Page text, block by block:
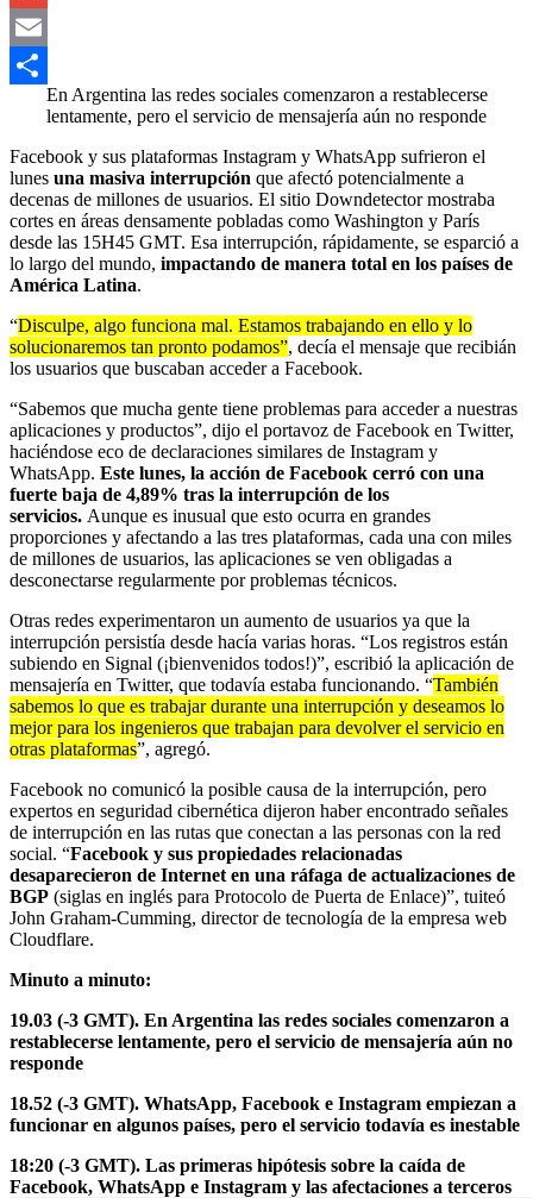
Gmail
Email
Compartir
En Argentina las redes sociales comenzaron a restablecerse
lentamente, pero el servicio de mensajería aún no responde
Facebook y sus plataformas Instagram y WhatsApp sufrieron el
lunes una masiva interrupción que afectó potencialmente a
decenas de millones de usuarios. El sitio Downdetector mostraba
cortes en áreas densamente pobladas como Washington y París
desde las 15H45 GMT. Esa interrupción, rápidamente, se esparció a
lo largo del mundo, impactando de manera total en los países de
América Latina.
“Disculpe, algo funciona mal. Estamos trabajando en ello y lo
solucionaremos tan pronto podamos”, decía el mensaje que recibián
los usuarios que buscaban acceder a Facebook.
“Sabemos que mucha gente tiene problemas para acceder a nuestras
aplicaciones y productos”, dijo el portavoz de Facebook en Twitter,
haciéndose eco de declaraciones similares de Instagram y
WhatsApp. Este lunes, la acción de Facebook cerró con una
fuerte baja de 4,89% tras la interrupción de los
servicios. Aunque es inusual que esto ocurra en grandes
proporciones y afectando a las tres plataformas, cada una con miles
de millones de usuarios, las aplicaciones se ven obligadas a
desconectarse regularmente por problemas técnicos.
Otras redes experimentaron un aumento de usuarios ya que la
interrupción persistía desde hacía varias horas. “Los registros están
subiendo en Signal (¡bienvenidos todos!)”, escribió la aplicación de
mensajería en Twitter, que todavía estaba funcionando. “También
sabemos lo que es trabajar durante una interrupción y deseamos lo
mejor para los ingenieros que trabajan para devolver el servicio en
otras plataformas”, agregó.
Facebook no comunicó la posible causa de la interrupción, pero
expertos en seguridad cibernética dijeron haber encontrado señales
de interrupción en las rutas que conectan a las personas con la red
social. “Facebook y sus propiedades relacionadas
desaparecieron de Internet en una ráfaga de actualizaciones de
BGP (siglas en inglés para Protocolo de Puerta de Enlace)”, tuiteó
John Graham-Cumming, director de tecnología de la empresa web
Cloudflare.
Minuto a minuto:
19.03 (-3 GMT). En Argentina las redes sociales comenzaron a
restablecerse lentamente, pero el servicio de mensajería aún no
responde
18.52 (-3 GMT). WhatsApp, Facebook e Instagram empiezan a
funcionar en algunos países, pero el servicio todavía es inestable
18:20 (-3 GMT). Las primeras hipótesis sobre la caída de
Facebook, WhatsApp e Instagram y las afectaciones a terceros